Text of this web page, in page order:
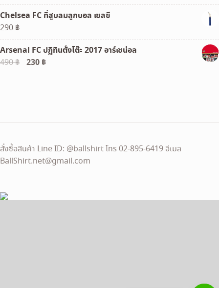
Chelsea FC ที่สูบลมลูกบอล เชลซี
290 ฿
Arsenal FC ปฏิทินตั้งโต๊ะ 2017 อาร์เซน่อล
490฿
Original
230 ฿Current
สั่งซื้อสินค้า Line ID: @ballshirt โทร 02-895-6419 อีเมล
BallShirt.net@gmail.com